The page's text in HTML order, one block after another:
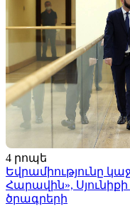
4 րոպե
Եվրամիությունը
Հարավին», Սյունիքի
ծրագրերի